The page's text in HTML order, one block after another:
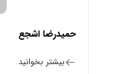
حمیدرضا اشجع
بیشتر بخوانید